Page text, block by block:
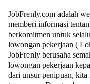
JobFrenly.com adalah
memberi informasi
berkomitmen untuk
lowongan pekerjaan (
JobFrenly berusaha
lowongan pekerjaan
dari unsur penipuan,